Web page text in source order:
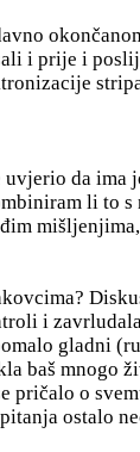
i prije i
uvjerio da
li to s
mišljenjima,
i
gladni
baš mnogo
pričalo o
ostalo